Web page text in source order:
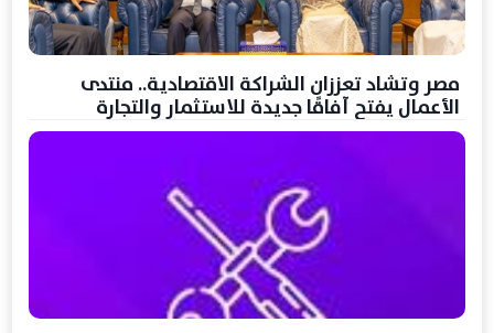
مصر وتشاد تعززان الشراكة الاقتصادية.. منتدى
الأعمال يفتح آفاقًا جديدة للاستثمار والتجارة